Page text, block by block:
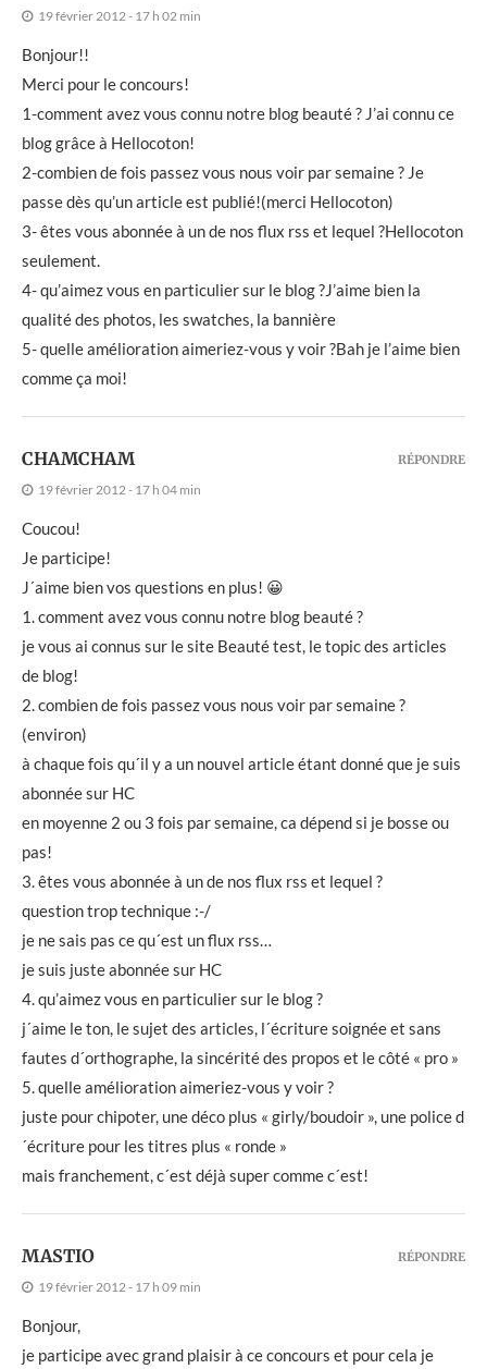
19 février 2012 - 17 h 02 min
Bonjour!!
Merci pour le concours!
1-comment avez vous connu notre blog beauté ? J’ai connu ce
blog grâce à Hellocoton!
2-combien de fois passez vous nous voir par semaine ? Je
passe dès qu’un article est publié!(merci Hellocoton)
3- êtes vous abonnée à un de nos flux rss et lequel ?Hellocoton
seulement.
4- qu’aimez vous en particulier sur le blog ?J’aime bien la
qualité des photos, les swatches, la bannière
5- quelle amélioration aimeriez-vous y voir ?Bah je l’aime bien
comme ça moi!
CHAMCHAM
19 février 2012 - 17 h 04 min
Coucou!
Je participe!
J´aime bien vos questions en plus! 😀
1. comment avez vous connu notre blog beauté ?
je vous ai connus sur le site Beauté test, le topic des articles
de blog!
2. combien de fois passez vous nous voir par semaine ?
(environ)
à chaque fois qu´il y a un nouvel article étant donné que je suis
abonnée sur HC
en moyenne 2 ou 3 fois par semaine, ca dépend si je bosse ou
pas!
3. êtes vous abonnée à un de nos flux rss et lequel ?
question trop technique :-/
je ne sais pas ce qu´est un flux rss…
je suis juste abonnée sur HC
4. qu’aimez vous en particulier sur le blog ?
j´aime le ton, le sujet des articles, l´écriture soignée et sans
fautes d´orthographe, la sincérité des propos et le côté « pro »
5. quelle amélioration aimeriez-vous y voir ?
juste pour chipoter, une déco plus « girly/boudoir », une police d
´écriture pour les titres plus « ronde »
mais franchement, c´est déjà super comme c´est!
RÉPONDRE
MASTIO
19 février 2012 - 17 h 09 min
Bonjour,
je participe avec grand plaisir à ce concours et pour cela je
RÉPONDRE